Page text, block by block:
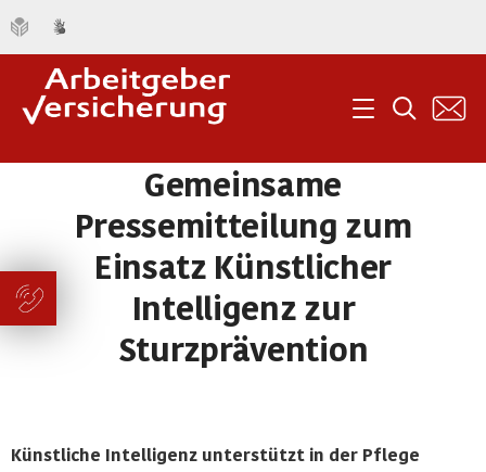
Menü Suche
Gemeinsame
Pressemitteilung zum
Einsatz Künstlicher
Intelligenz zur
Sturzprävention
Künstliche Intelligenz unterstützt in der Pflege